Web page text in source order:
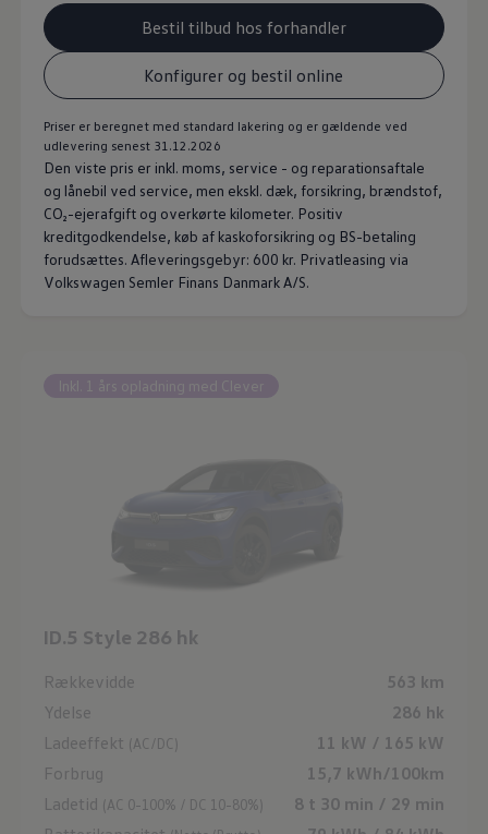
Inkl. 1 års opladning med Clever
ID.5 Style 286 hk
563 km
Rækkevidde
286 hk
Ydelse
11 kW / 165 kW
Ladeeffekt (AC/DC)
15,7 kWh/100km
Forbrug
8 t 30 min / 29 min
Ladetid (AC 0-100% / DC 10-80%)
Bestil tilbud hos forhandler
Konfigurer og bestil online
Priser er beregnet med standard lakering og er gældende ved
udlevering senest 31.12.2026
Den viste pris er inkl. moms, service - og reparationsaftale
og lånebil ved service, men ekskl. dæk, forsikring, brændstof,
CO₂-ejerafgift og overkørte kilometer. Positiv
kreditgodkendelse, køb af kaskoforsikring og BS-betaling
forudsættes. Afleveringsgebyr: 600 kr. Privatleasing via
Volkswagen Semler Finans Danmark A/S.